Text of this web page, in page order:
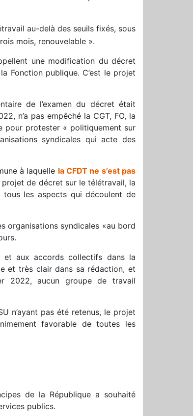
au-delà des seuils fixés, sous
mois, renouvelable ».
une modification du décret
Fonction publique. C’est le projet
de l’examen du décret était
n’a pas empêché la CGT, FO, la
pour protester « politiquement sur
syndicales qui acte des
à laquelle la CFDT ne s’est pas
de décret sur le télétravail, la
tous les aspects qui découlent de
organisations syndicales «au bord
et aux accords collectifs dans la
et très clair dans sa rédaction, et
2022, aucun groupe de travail
n’ayant pas été retenus, le projet
favorable de toutes les
de la République a souhaité
publics.